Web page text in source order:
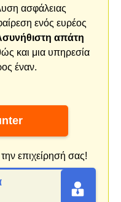
ασφάλειας
ενός ευρέος
απάτη
και μια υπηρεσία
έναν.
επιχείρησή σας!